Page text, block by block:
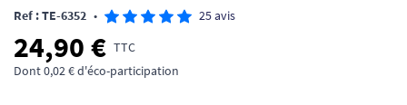
Ref : TE-6352 • 25 avis
24,90 € TTC
Dont 0,02 € d'éco-participation